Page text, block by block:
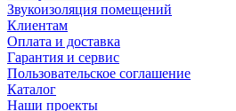
Звукоизоляция помещений
Клиентам
Оплата и доставка
Гарантия и сервис
Пользовательское соглашение
Каталог
Наши проекты